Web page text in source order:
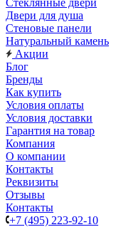
Стеклянные двери
Двери для душа
Стеновые панели
Натуральный камень
Акции
Блог
Бренды
Как купить
Условия оплаты
Условия доставки
Гарантия на товар
Компания
О компании
Контакты
Реквизиты
Отзывы
Контакты
+7 (495) 223-92-10